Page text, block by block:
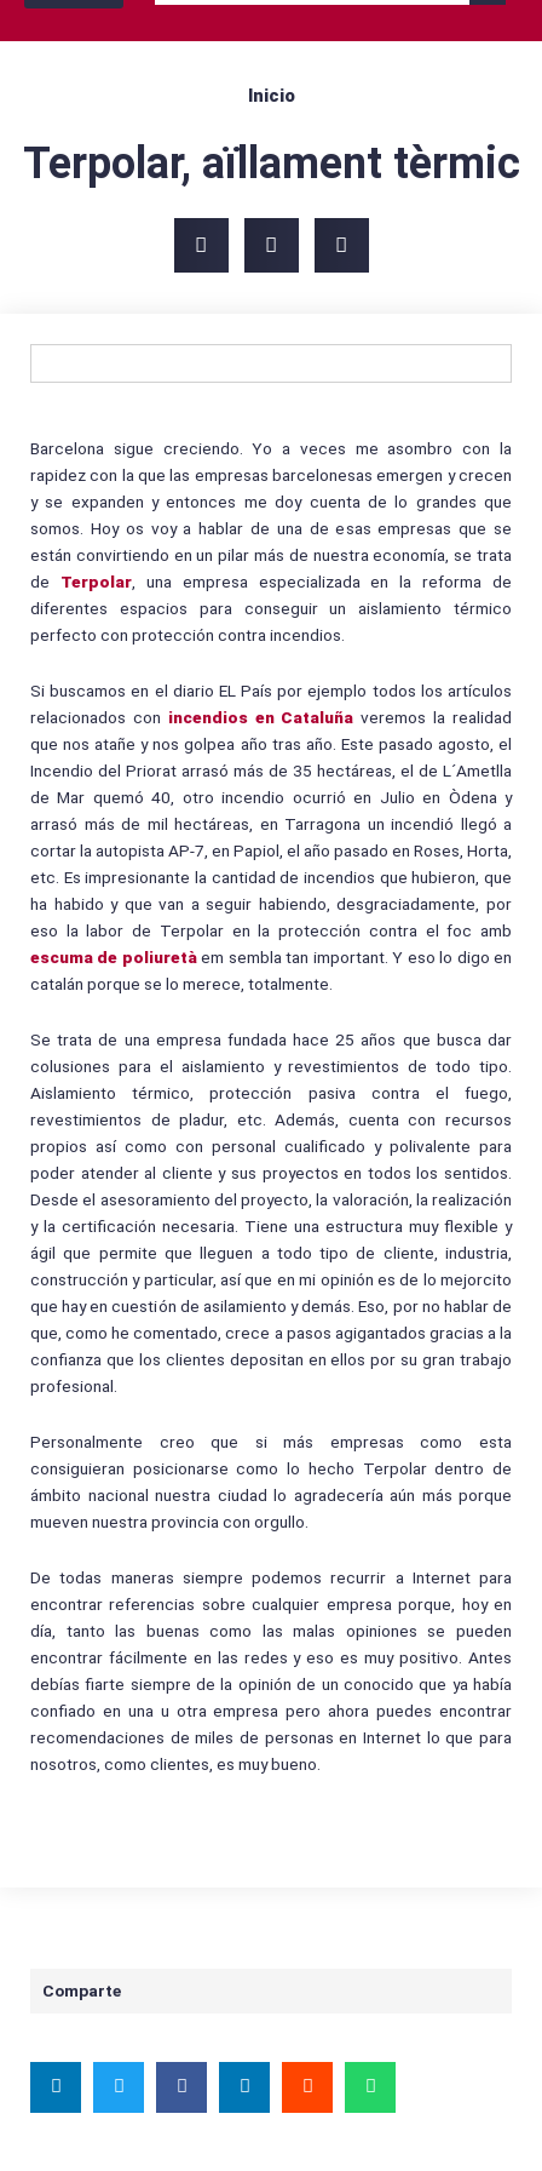
Inicio
Terpolar, aïllament tèrmic
Barcelona sigue creciendo. Yo a veces me asombro con la
rapidez con la que las empresas barcelonesas emergen y crecen
y se expanden y entonces me doy cuenta de lo grandes que
somos. Hoy os voy a hablar de una de esas empresas que se
están convirtiendo en un pilar más de nuestra economía, se trata
de Terpolar, una empresa especializada en la reforma de
diferentes espacios para conseguir un aislamiento térmico
perfecto con protección contra incendios.
Si buscamos en el diario EL País por ejemplo todos los artículos
relacionados con incendios en Cataluña veremos la realidad
que nos atañe y nos golpea año tras año. Este pasado agosto, el
Incendio del Priorat arrasó más de 35 hectáreas, el de L´Ametlla
de Mar quemó 40, otro incendio ocurrió en Julio en Òdena y
arrasó más de mil hectáreas, en Tarragona un incendió llegó a
cortar la autopista AP-7, en Papiol, el año pasado en Roses, Horta,
etc. Es impresionante la cantidad de incendios que hubieron, que
ha habido y que van a seguir habiendo, desgraciadamente, por
eso la labor de Terpolar en la protección contra el foc amb
escuma de poliuretàem sembla tan important. Y eso lo digo en
catalán porque se lo merece, totalmente.
Se trata de una empresa fundada hace 25 años que busca dar
colusiones para el aislamiento y revestimientos de todo tipo.
Aislamiento térmico, protección pasiva contra el fuego,
revestimientos de pladur, etc. Además, cuenta con recursos
propios así como con personal cualificado y polivalente para
poder atender al cliente y sus proyectos en todos los sentidos.
Desde el asesoramiento del proyecto, la valoración, la realización
y la certificación necesaria. Tiene una estructura muy flexible y
ágil que permite que lleguen a todo tipo de cliente, industria,
construcción y particular, así que en mi opinión es de lo mejorcito
que hay en cuestión de asilamiento y demás. Eso, por no hablar de
que, como he comentado, crece a pasos agigantados gracias a la
confianza que los clientes depositan en ellos por su gran trabajo
profesional.
Personalmente creo que si más empresas como esta
consiguieran posicionarse como lo hecho Terpolar dentro de
ámbito nacional nuestra ciudad lo agradecería aún más porque
mueven nuestra provincia con orgullo.
De todas maneras siempre podemos recurrir a Internet para
encontrar referencias sobre cualquier empresa porque, hoy en
día, tanto las buenas como las malas opiniones se pueden
encontrar fácilmente en las redes y eso es muy positivo. Antes
debías fiarte siempre de la opinión de un conocido que ya había
confiado en una u otra empresa pero ahora puedes encontrar
recomendaciones de miles de personas en Internet lo que para
nosotros, como clientes, es muy bueno.
Comparte